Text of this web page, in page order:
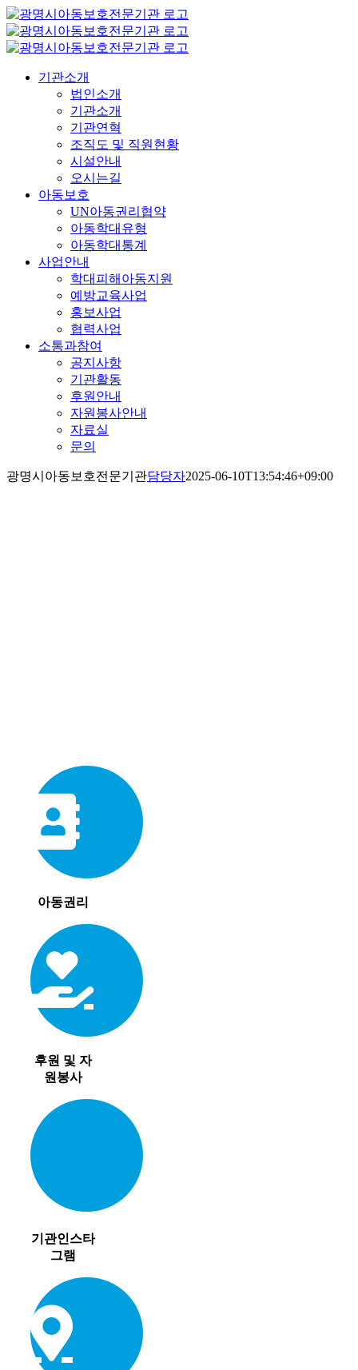
콘
텐
츠
기관소개
법인소개
기관소개
기관연혁
조직도 및 직원현황
시설안내
오시는길
아동보호
UN아동권리협약
아동학대유형
아동학대통계
사업안내
학대피해아동지원
예방교육사업
홍보사업
협력사업
소통과참여
공지사항
기관활동
후원안내
자원봉사안내
자료실
문의
광명시아동보호전문기관담당자2025-06-10T13:54:46+09:00
아동권리
후원 및 자
원봉사
기관인스타
그램